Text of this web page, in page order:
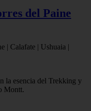
del Paine
| Calafate | Ushuaia |
la esencia del Trekking y
Montt.